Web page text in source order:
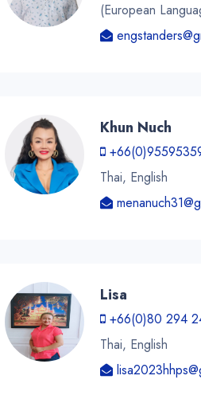
(European
Khun Nuch
Thai, English
Lisa
+66(0)80 294
Thai, English